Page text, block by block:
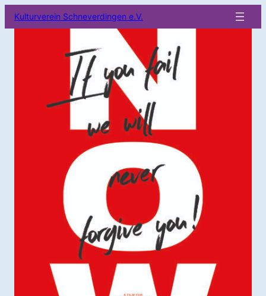
Kulturverein Schneverdingen e.V.